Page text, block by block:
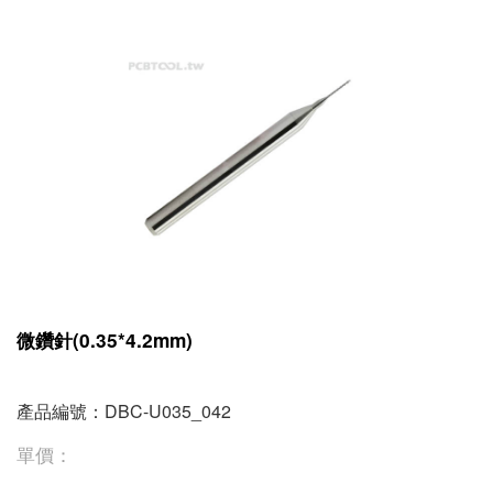
微鑽針(0.35*4.2mm)
產品編號：DBC-U035_042
單價：